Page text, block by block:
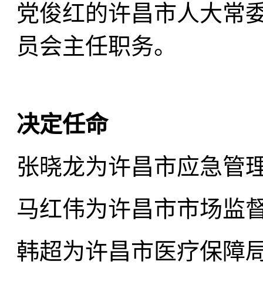
党俊红的许昌市人大常
员会主任职务。
决定任命
张晓龙为许昌市应急管
马红伟为许昌市市场监
韩超为许昌市医疗保障